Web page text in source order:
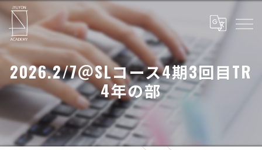
2026.2/7＠SLコース4期3回目TR
4年の部